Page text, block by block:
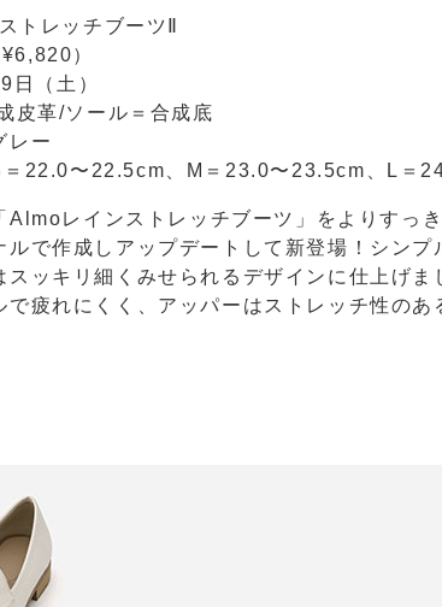
トレッチブーツⅡ
）
（⼟）
⽪⾰/ソール＝合成底
レー
22.0〜22.5cm、M＝23.0〜23.5cm、L＝
Almoレインストレッチブーツ」をよりすっ
ルで作成しアップデートして新登場！シン
スッキリ細くみせられるデザインに仕上げ
で疲れにくく、アッパーはストレッチ性の